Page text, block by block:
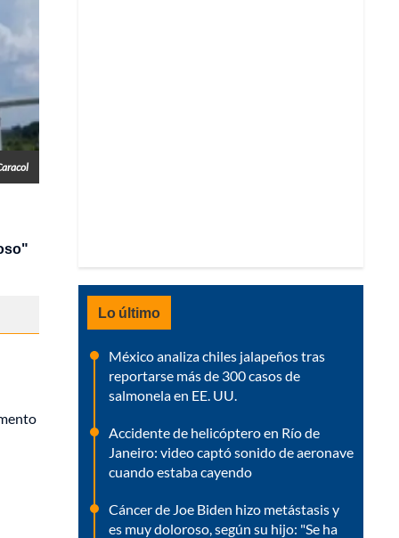
Lo último
México analiza chiles jalapeños tras
reportarse más de 300 casos de
salmonela en EE. UU.
Accidente de helicóptero en Río de
Janeiro: video captó sonido de aeronave
cuando estaba cayendo
Cáncer de Joe Biden hizo metástasis y
es muy doloroso, según su hijo: "Se ha